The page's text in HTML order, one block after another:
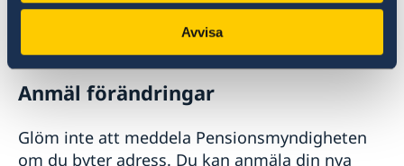
Avvisa
SE-839 77 Östersund
Anmäl förändringar
Glöm inte att meddela Pensionsmyndigheten
om du byter adress. Du kan anmäla din nya